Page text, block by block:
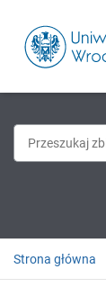
Strona główna